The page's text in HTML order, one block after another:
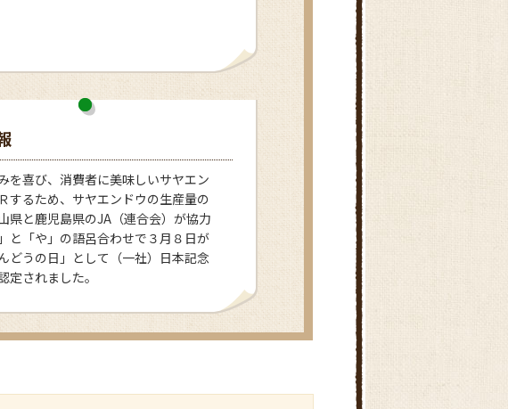
を喜び、消費者に美味しいサヤエン
するため、サヤエンドウの生産量の
県と鹿児島県のJA（連合会）が協力
と「や」の語呂合わせで３月８日が
どうの日」として（一社）日本記念
定されました。